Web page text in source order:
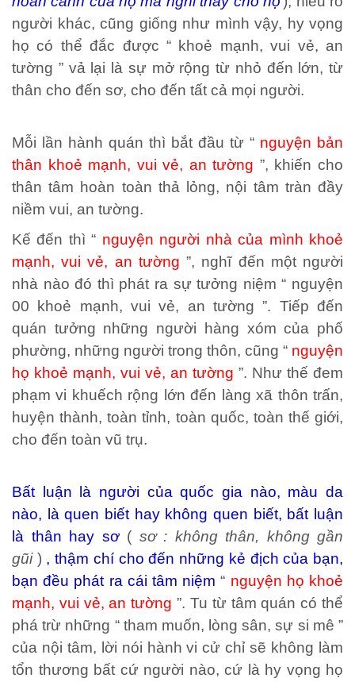
người khác, cũng giống như mình vậy, hy vọng
họ có thể đắc được “ khoẻ mạnh, vui vẻ, an
tường ” vả lại là sự mở rộng từ nhỏ đến lớn, từ
thân cho đến sơ, cho đến tất cả mọi người.
Mỗi lần hành quán thì bắt đầu từ “ nguyện bản
thân khoẻ mạnh, vui vẻ, an tường ”, khiến cho
thân tâm hoàn toàn thả lỏng, nội tâm tràn đầy
niềm vui, an tường.
Kế đến thì “ nguyện người nhà của mình khoẻ
mạnh, vui vẻ, an tường ”, nghĩ đến một người
nhà nào đó thì phát ra sự tưởng niệm “ nguyện
00 khoẻ mạnh, vui vẻ, an tường ”. Tiếp đến
quán tưởng những người hàng xóm của phố
phường, những người trong thôn, cũng “ nguyện
họ khoẻ mạnh, vui vẻ, an tường ”. Như thế đem
phạm vi khuếch rộng lớn đến làng xã thôn trấn,
huyện thành, toàn tỉnh, toàn quốc, toàn thế giới,
cho đến toàn vũ trụ.
Bất luận là người của quốc gia nào, màu da
nào, là quen biết hay không quen biết, bất luận
là thân hay sơ ( sơ : không thân, không gần
gũi ) , thậm chí cho đến những kẻ địch của bạn,
bạn đều phát ra cái tâm niệm“ nguyện họ khoẻ
mạnh, vui vẻ, an tường ”. Tu từ tâm quán có thể
phá trừ những “ tham muốn, lòng sân, sự si mê ”
của nội tâm, lời nói hành vi cử chỉ sẽ không làm
tổn thương bất cứ người nào, cứ là hy vọng họ